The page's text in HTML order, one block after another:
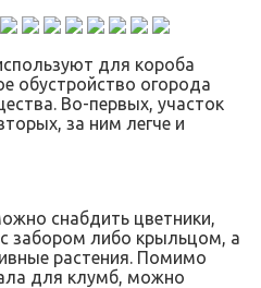
для короба
обустройство огорода
Во-первых, участок
за ним легче и
снабдить цветники,
забором либо крыльцом, а
растения. Помимо
для клумб, можно